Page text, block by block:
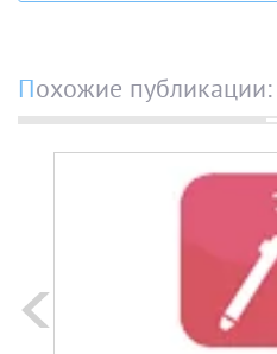
Похожие публикации: